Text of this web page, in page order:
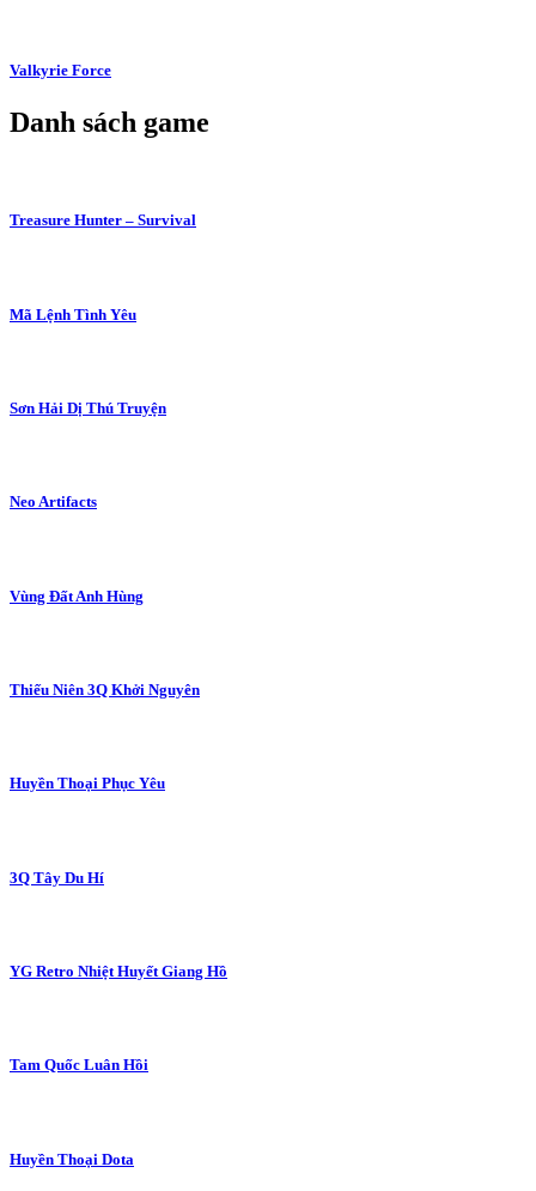
Valkyrie Force
Danh sách game
Treasure Hunter – Survival
Mã Lệnh Tình Yêu
Sơn Hải Dị Thú Truyện
Neo Artifacts
Vùng Đất Anh Hùng
Thiếu Niên 3Q Khởi Nguyên
Huyền Thoại Phục Yêu
3Q Tây Du Hí
YG Retro Nhiệt Huyết Giang Hồ
Tam Quốc Luân Hồi
Huyền Thoại Dota